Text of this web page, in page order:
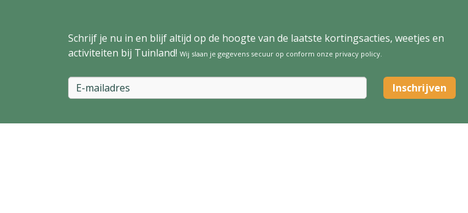
Schrijf je nu in en blijf altijd op de hoogte van de laatste kortingsacties, weetjes en
activiteiten bij Tuinland! Wij slaan je gegevens secuur op conform onze privacy policy